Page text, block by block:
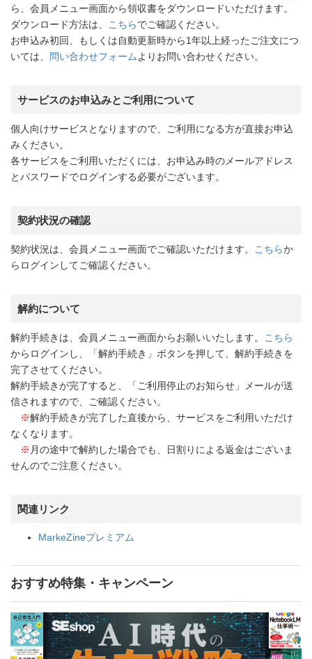
ら、会員メニュー画面から領収書をダウンロードいただけます。
ダウンロード方法は、
こちらでご確認ください。
お申込み初回、もしくは自動更新時から1年以上経ったご注文につ
いては、
問い合わせフォーム よりお問い合わせください。
サービスのお申込みとご利用について
個人向けサービスとなりますので、ご利用になる方が直接お申込
みください。
各サービスをご利用いただくには、お申込み時のメールアドレス
とパスワードでログインする必要がございます。
契約状況の確認
契約状況は、会員メニュー画面でご確認いただけます。 こちらか
らログインしてご確認ください。
解約について
解約手続きは、会員メニュー画面からお願いいたします。
こちら
からログインし、「解約手続き」ボタンを押して、解約手続きを
完了させてください。
解約手続きが完了すると、「ご利用停止のお知らせ」メールが送
信されますので、ご確認ください。
※解約手続きが完了した直後から、サービスをご利用いただけ
なくなります。
※ 月の途中で解約した場合でも、日割りによる返金はございま
せんのでご注意ください。
関連リンク
MarkeZineプレミアム
おすすめ特集・キャンペーン